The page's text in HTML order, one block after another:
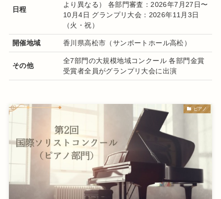
日程
より異なる） 各部門審査：2026年7月27日〜
10月4日 グランプリ大会：2026年11月3日
（火・祝）
開催地域 香川県高松市（サンポートホール高松）
その他
全7部門の大規模地域コンクール 各部門金賞
受賞者全員がグランプリ大会に出演
ピアノ